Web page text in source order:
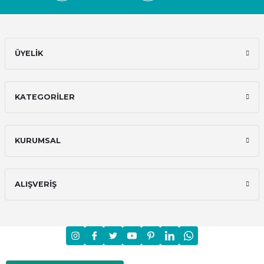
ÜYELİK
KATEGORİLER
KURUMSAL
ALIŞVERİŞ